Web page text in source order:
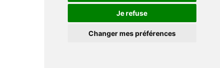
Je refuse
Changer mes préférences